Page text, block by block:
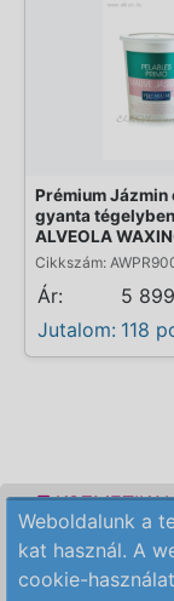
Prémium
gyanta
ALVEOLA
Cikkszám:
Ár:
5
Jutalom: 118
KOZMETIKAI
Copyright
Weboldalunk a
kat használ. A
cookie-